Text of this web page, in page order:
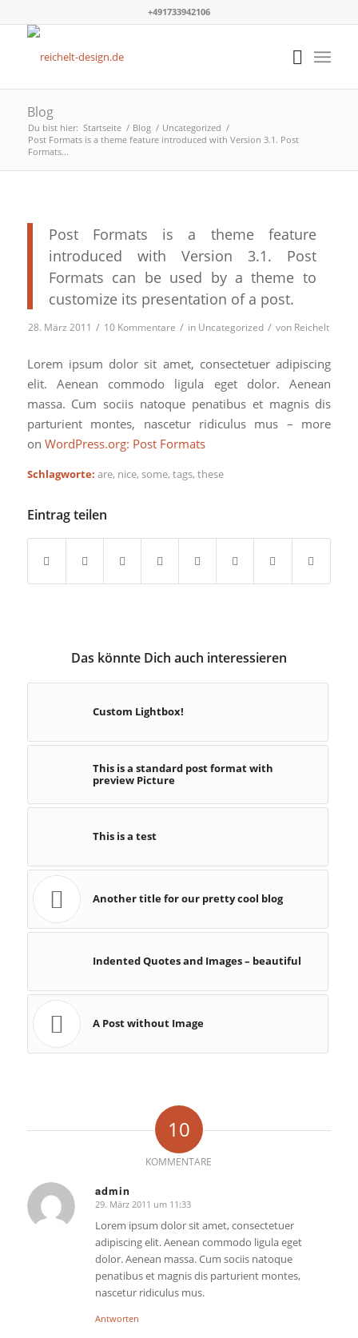
+491733942106
Blog
Du bist hier: Startseite / Blog / Uncategorized /
Post Formats is a theme feature introduced with Version 3.1. Post
Formats...
Post Formats is a theme feature
introduced with Version 3.1. Post
Formats can be used by a theme to
customize its presentation of a post.
28. März 2011 / 10 Kommentare / in Uncategorized / von Reichelt
Lorem ipsum dolor sit amet, consectetuer adipiscing
elit. Aenean commodo ligula eget dolor. Aenean
massa. Cum sociis natoque penatibus et magnis dis
parturient montes, nascetur ridiculus mus – more
on WordPress.org: Post Formats
Schlagworte: are, nice, some, tags, these
Eintrag teilen
Das könnte Dich auch interessieren
Custom Lightbox!
This is a standard post format with
preview Picture
This is a test
Another title for our pretty cool blog
Indented Quotes and Images – beautiful
A Post without Image
10
KOMMENTARE
admin
sagte:
29. März 2011 um 11:33
Lorem ipsum dolor sit amet, consectetuer
adipiscing elit. Aenean commodo ligula eget
dolor. Aenean massa. Cum sociis natoque
penatibus et magnis dis parturient montes,
nascetur ridiculus mus.
Antworten